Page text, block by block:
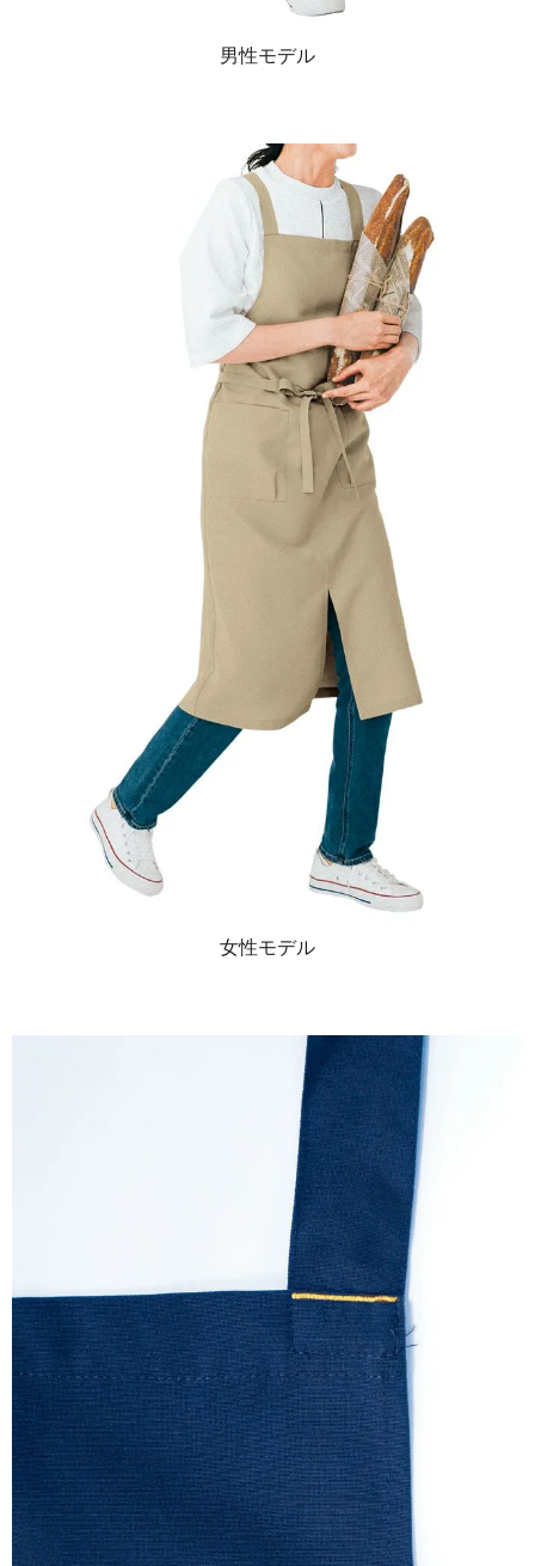
男性モデル
女性モデル